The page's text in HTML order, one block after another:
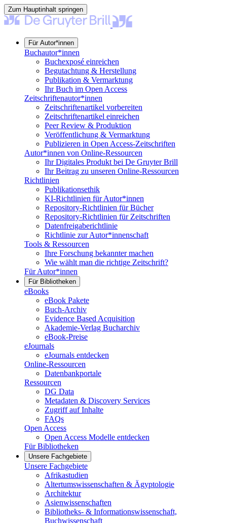
Zum Hauptinhalt springen
Für Autor*innen
Buchautor*innen
Buchexposé einreichen
Begutachtung & Herstellung
Publikation & Vermarktung
Ihr Buch im Open Access
Zeitschriftenautor*innen
Zeitschriftenartikel vorbereiten
Zeitschriftenartikel einreichen
Peer Review & Produktion
Veröffentlichung & Vermarktung
Publizieren in Open Access-Zeitschriften
Autor*innen von Online-Ressourcen
Ihr Digitales Produkt bei De Gruyter Brill
Ihr Beitrag zu unseren Online-Ressourcen
Richtlinien
Publikationsethik
KI-Richtlinien für Autor*innen
Repository-Richtlinien für Bücher
Repository-Richtlinien für Zeitschriften
Datenfreigaberichtlinie
Richtlinie zur Autor*innenschaft
Tools & Ressourcen
Ihre Forschung bekannter machen
Wie wählt man die richtige Zeitschrift?
Für Autor*innen
Für Bibliotheken
eBooks
eBook Pakete
Buch-Archiv
Evidence Based Acquisition
Akademie-Verlag Bucharchiv
eBook-Preise
eJournals
eJournals entdecken
Online-Ressourcen
Datenbankportale
Ressourcen
DG Data
Metadaten & Discovery Services
Zugriff auf Inhalte
FAQs
Open Access
Open Access Modelle entdecken
Für Bibliotheken
Unsere Fachgebiete
Unsere Fachgebiete
Afrikastudien
Altertumswissenschaften & Ägyptologie
Architektur
Asienwissenschaften
Bibliotheks- & Informationswissenschaft,
Buchwissenschaft